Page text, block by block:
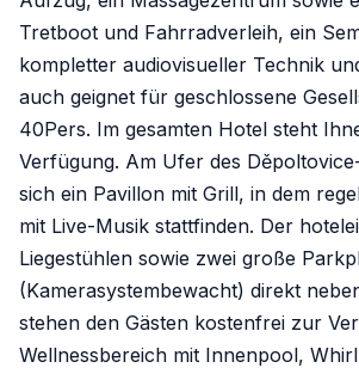
Tretboot und Fahrradverleih, ein
kompletter audiovisueller Technik
auch geignet für geschlossene
40Pers. Im gesamten Hotel steht
Verfügung. Am Ufer des
sich ein Pavillon mit Grill, in dem
mit Live-Musik stattfinden. Der
Liegestühlen sowie zwei große
(Kamerasystembewacht) direkt
stehen den Gästen kostenfrei zur
Wellnessbereich mit Innenpool,